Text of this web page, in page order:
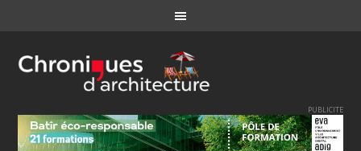
PUBLICITE